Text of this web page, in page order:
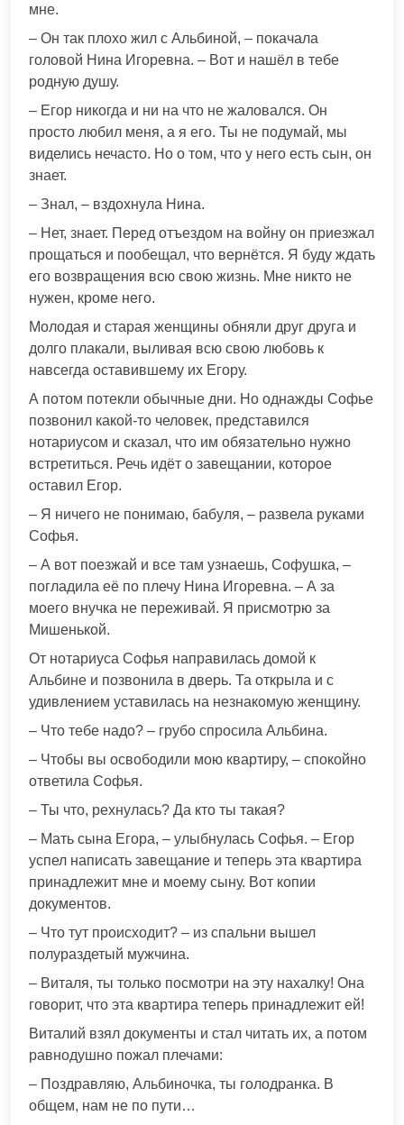
мне.
– Он так плохо жил с Альбиной, – покачала
головой Нина Игоревна. – Вот и нашёл в тебе
родную душу.
– Егор никогда и ни на что не жаловался. Он
просто любил меня, а я его. Ты не подумай, мы
виделись нечасто. Но о том, что у него есть сын, он
знает.
– Знал, – вздохнула Нина.
– Нет, знает. Перед отъездом на войну он приезжал
прощаться и пообещал, что вернётся. Я буду ждать
его возвращения всю свою жизнь. Мне никто не
нужен, кроме него.
Молодая и старая женщины обняли друг друга и
долго плакали, выливая всю свою любовь к
навсегда оставившему их Егору.
А потом потекли обычные дни. Но однажды Софье
позвонил какой-то человек, представился
нотариусом и сказал, что им обязательно нужно
встретиться. Речь идёт о завещании, которое
оставил Егор.
– Я ничего не понимаю, бабуля, – развела руками
Софья.
– А вот поезжай и все там узнаешь, Софушка, –
погладила её по плечу Нина Игоревна. – А за
моего внучка не переживай. Я присмотрю за
Мишенькой.
От нотариуса Софья направилась домой к
Альбине и позвонила в дверь. Та открыла и с
удивлением уставилась на незнакомую женщину.
– Что тебе надо? – грубо спросила Альбина.
– Чтобы вы освободили мою квартиру, – спокойно
ответила Софья.
– Ты что, рехнулась? Да кто ты такая?
– Мать сына Егора, – улыбнулась Софья. – Егор
успел написать завещание и теперь эта квартира
принадлежит мне и моему сыну. Вот копии
документов.
– Что тут происходит? – из спальни вышел
полураздетый мужчина.
– Виталя, ты только посмотри на эту нахалку! Она
говорит, что эта квартира теперь принадлежит ей!
Виталий взял документы и стал читать их, а потом
равнодушно пожал плечами:
– Поздравляю, Альбиночка, ты голодранка. В
общем, нам не по пути…